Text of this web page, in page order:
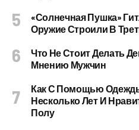
«Солнечная Пушка»
Оружие Строили В
Что Не Стоит Делать
Мнению Мужчин
Как С Помощью
Несколько Лет И
Полу